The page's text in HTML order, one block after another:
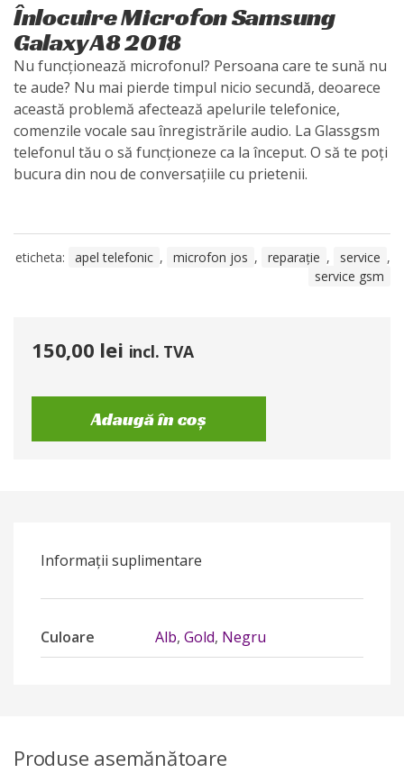
Înlocuire Microfon Samsung
Galaxy A8 2018
Nu funcționează microfonul? Persoana care te sună nu
te aude? Nu mai pierde timpul nicio secundă, deoarece
această problemă afectează apelurile telefonice,
comenzile vocale sau înregistrările audio. La Glassgsm
telefonul tău o să funcționeze ca la început. O să te poți
bucura din nou de conversațiile cu prietenii.
eticheta: apel telefonic , microfon jos , reparație , service ,
service gsm
150,00 lei incl. TVA
Adaugă în coș
Informații suplimentare
Culoare Alb, Gold, Negru
Produse asemănătoare